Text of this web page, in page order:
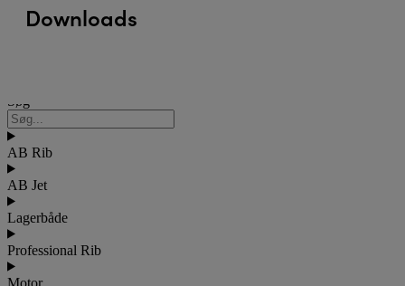
Downloads
Søg
AB Rib
AB Jet
Lagerbåde
Professional Rib
Motor